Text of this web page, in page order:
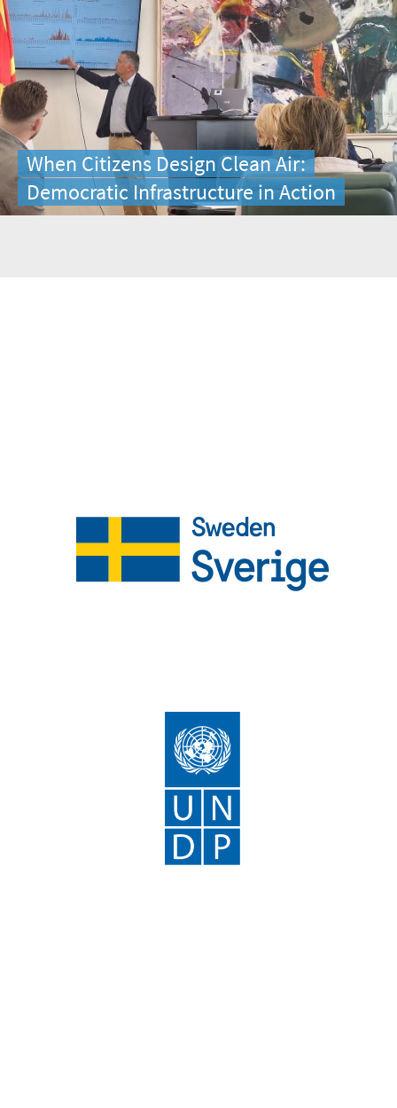
When Citizens Design Clean Air:
Democratic Infrastructure in Action